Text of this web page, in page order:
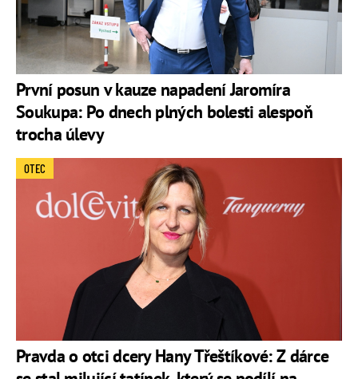
První posun v kauze napadení Jaromíra
Soukupa: Po dnech plných bolesti alespoň
trocha úlevy
Pravda o otci dcery Hany Třeštíkové: Z dárce
OTEC